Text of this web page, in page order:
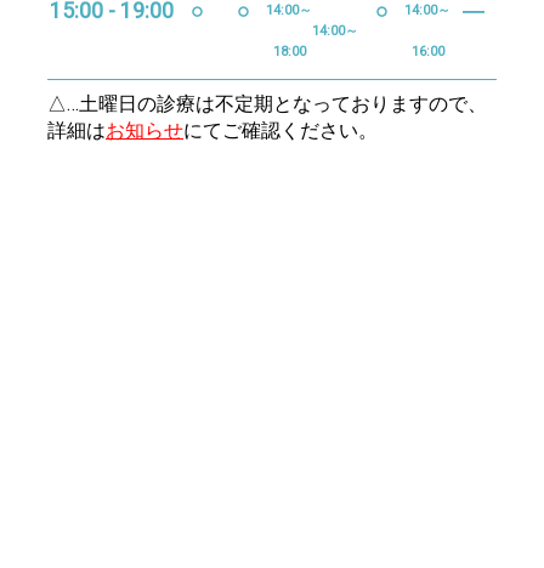
△…土曜日の診療は不定期となっておりますので、
詳細はお知らせにてご確認ください。
15:00 - 19:00 ○ ○ 14:00～
18:00
14:00～
○ 14:00～
16:00
―